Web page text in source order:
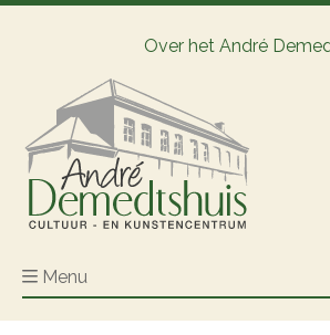
Over het André
Menu